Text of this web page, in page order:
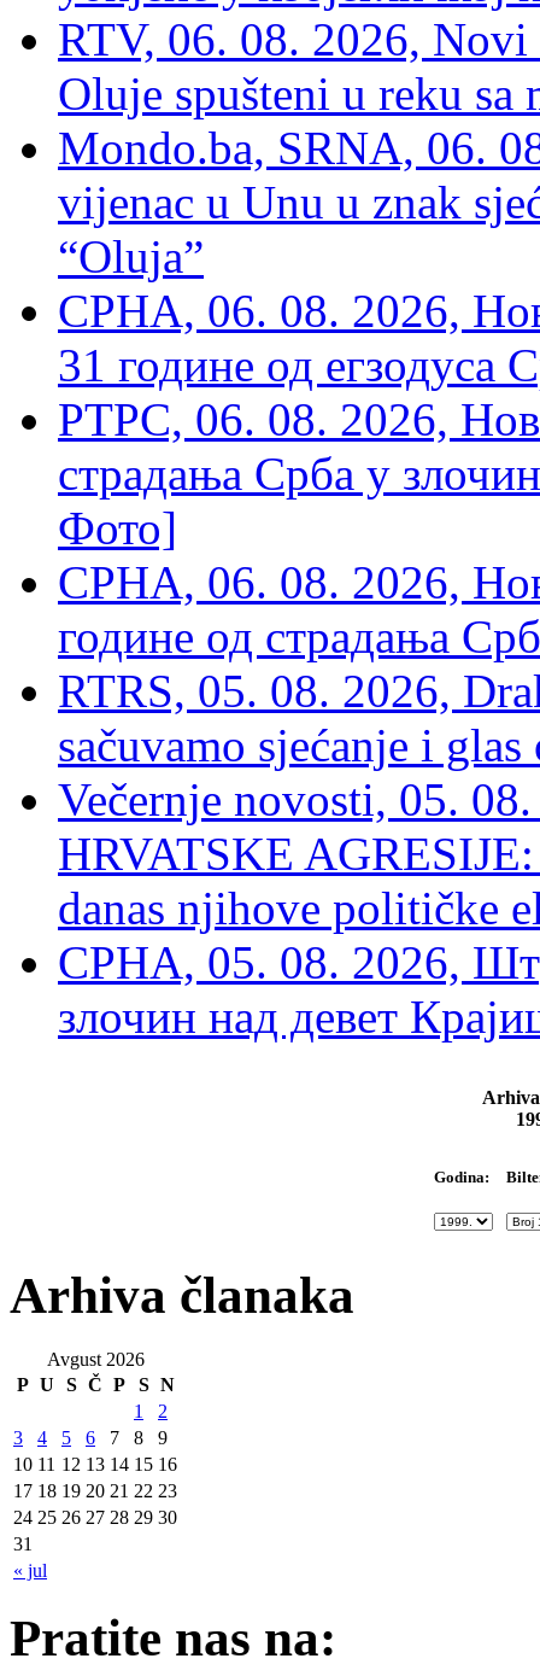
RTV, 06. 08. 2026, Novi
Oluje spušteni u reku sa
Mondo.ba, SRNA, 06.
vijenac u Unu u znak
“Oluja”
СРНА, 06. 08. 2026,
31 године од егзодуса
РТРС, 06. 08. 2026,
страдања Срба у
Фото]
СРНА, 06. 08. 2026,
године од страдања
RTRS, 05. 08. 2026,
sačuvamo sjećanje i
Večernje novosti, 05.
HRVATSKE
danas njihove političke
СРНА, 05. 08. 2026,
злочин над девет
Godina:
Arhiva članaka
Avgust 2026
P U S Č P S N
« jul
1
2
3
4 5 6 7 8
9
10 11 12 13 14 15 16
17 18 19 20 21 22 23
24 25 26 27 28 29 30
31
Pratite nas na: